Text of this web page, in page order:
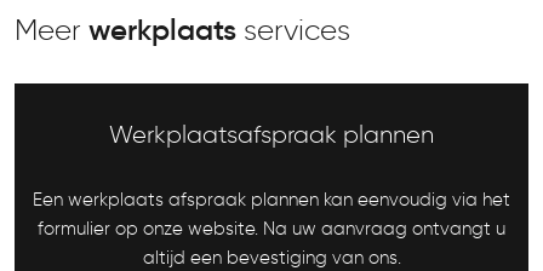
Meer werkplaats services
Werkplaatsafspraak plannen
Een werkplaats afspraak plannen kan eenvoudig via het
formulier op onze website. Na uw aanvraag ontvangt u
altijd een bevestiging van ons.